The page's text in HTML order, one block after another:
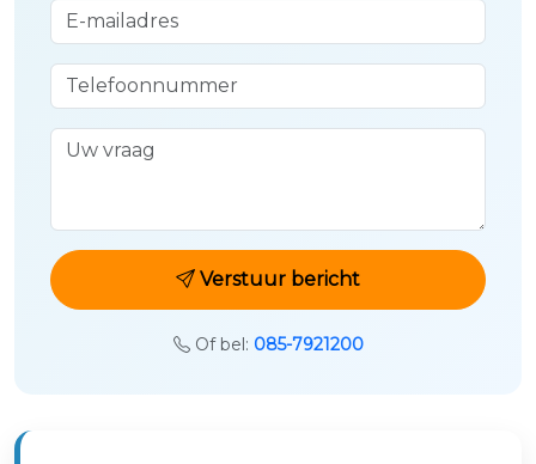
E-mailadres
Telefoonnummer
Uw vraag
Verstuur bericht
Of bel: 085-7921200